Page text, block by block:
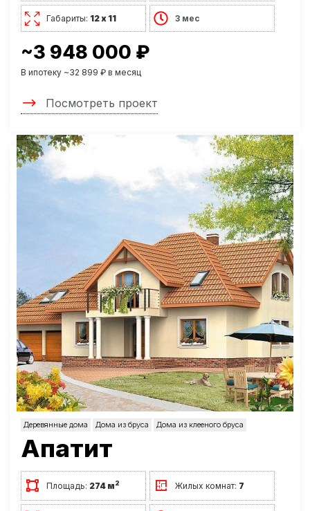
Габариты: 12 х 11 3 мес
~3 948 000 ₽
В ипотеку ~32 899 ₽ в месяц
Посмотреть проект
Деревянные дома Дома из бруса Дома из клееного бруса
Апатит
Площадь: 274 м2 Жилых комнат: 7